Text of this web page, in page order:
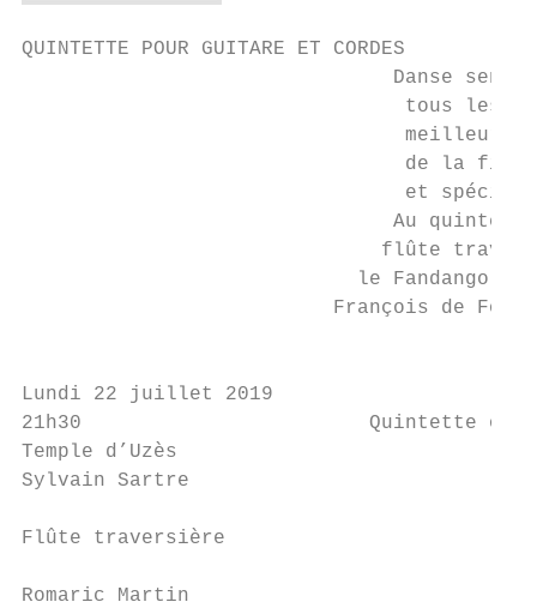
QUINTETTE POUR GUITARE ET CORDES
Danse
tous les
meilleur
de la fin
et
Au
flûte
le Fandango
François de
Lundi 22 juillet 2019
21h30                        Quintette op.19
Temple d’Uzès
Sylvain Sartre
Flûte traversière
Romaric Martin